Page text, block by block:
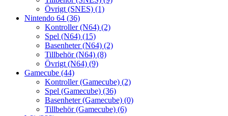
Övrigt (SNES) (1)
Nintendo 64 (36)
Kontroller (N64) (2)
Spel (N64) (15)
Basenheter (N64) (2)
Tillbehör (N64) (8)
Övrigt (N64) (9)
Gamecube (44)
Kontroller (Gamecube) (2)
Spel (Gamecube) (36)
Basenheter (Gamecube) (0)
Tillbehör (Gamecube) (6)